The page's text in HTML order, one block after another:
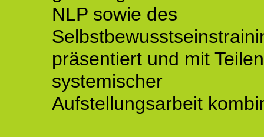
NLP sowie des
präsentiert und mit Teilen
systemischer
Aufstellungsarbeit